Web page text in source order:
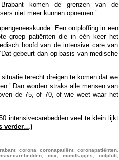
komen de grenzen van de
niet meer kunnen opnemen.’
Een ontploffing in een
groep patiënten die in één keer het
hoofd van de intensive care van
gebeurt dan op basis van medische
terecht dreigen te komen dat we
Dan worden straks alle mensen van
de 75, of 70, of wie weet waar het
intensivecarebedden veel te klein lijkt
verder…)
, corona,coronapatiënt, coronapatiënten,
, mix, mondkapjes, ontploft,